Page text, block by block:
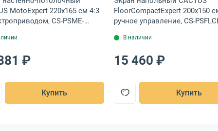
MotoExpert 220x165 см 4:3
CS-PSME-
₽
Купить
FloorCompactExpert 200x150
ручное управление, CS-
В наличии
15 460 ₽
Купить